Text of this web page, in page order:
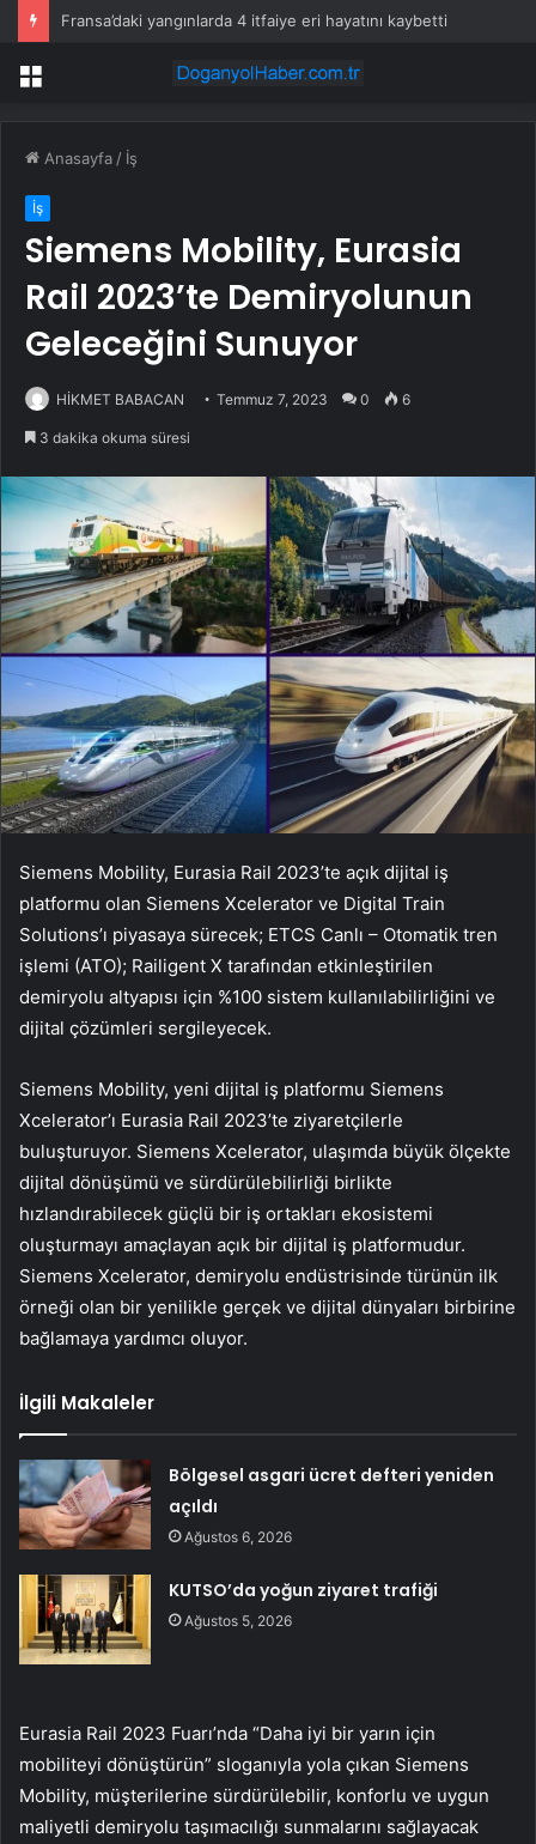
Fransa’daki yangınlarda 4 itfaiye eri hayatını kaybetti
Menü
Anasayfa / İş
İş
Siemens Mobility, Eurasia
Rail 2023’te Demiryolunun
Geleceğini Sunuyor
HİKMET BABACAN Temmuz 7, 2023 0 6
3 dakika okuma süresi
Siemens Mobility, Eurasia Rail 2023’te açık dijital iş
platformu olan Siemens Xcelerator ve Digital Train
Solutions’ı piyasaya sürecek; ETCS Canlı – Otomatik tren
işlemi (ATO); Railigent X tarafından etkinleştirilen
demiryolu altyapısı için %100 sistem kullanılabilirliğini ve
dijital çözümleri sergileyecek.
Siemens Mobility, yeni dijital iş platformu Siemens
Xcelerator’ı Eurasia Rail 2023’te ziyaretçilerle
buluşturuyor. Siemens Xcelerator, ulaşımda büyük ölçekte
dijital dönüşümü ve sürdürülebilirliği birlikte
hızlandırabilecek güçlü bir iş ortakları ekosistemi
oluşturmayı amaçlayan açık bir dijital iş platformudur.
Siemens Xcelerator, demiryolu endüstrisinde türünün ilk
örneği olan bir yenilikle gerçek ve dijital dünyaları birbirine
bağlamaya yardımcı oluyor.
İlgili Makaleler
Bölgesel asgari ücret defteri yeniden
açıldı
Ağustos 6, 2026
KUTSO’da yoğun ziyaret trafiği
Ağustos 5, 2026
Eurasia Rail 2023 Fuarı’nda “Daha iyi bir yarın için
mobiliteyi dönüştürün” sloganıyla yola çıkan Siemens
Mobility, müşterilerine sürdürülebilir, konforlu ve uygun
maliyetli demiryolu taşımacılığı sunmalarını sağlayacak